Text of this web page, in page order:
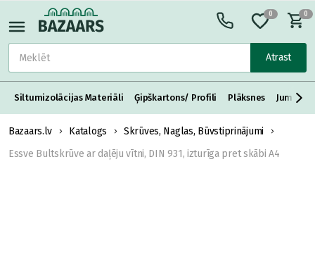
Atrast
0 0
Siltumizolācijas Materiāli Ģipškartons/ Profili Plāksnes Jumta
Bazaars.lv Katalogs
Skrūves, Naglas, Būvstiprinājumi
Essve Bultskrūve ar daļēju vītni, DIN 931, izturīga pret skābi A4